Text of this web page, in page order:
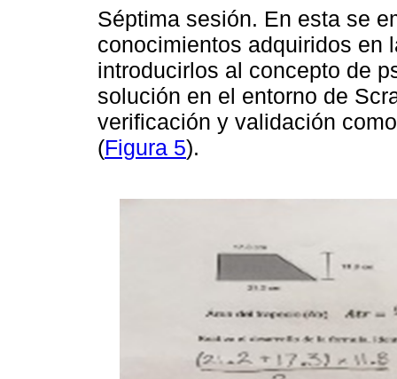
Séptima sesión. En esta se
conocimientos adquiridos en
introducirlos al concepto de
solución en el entorno de
verificación y validación
(Figura 5).